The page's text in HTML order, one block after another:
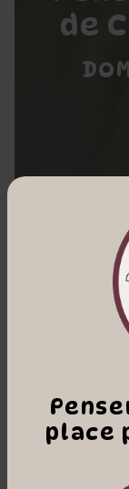
place
de